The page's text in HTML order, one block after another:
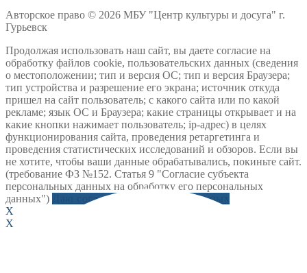
Авторское право © 2026 МБУ "Центр культуры и досуга" г.
Гурьевск
Продолжая использовать наш сайт, вы даете согласие на
обработку файлов cookie, пользовательских данных (сведения
о местоположении; тип и версия ОС; тип и версия Браузера;
тип устройства и разрешение его экрана; источник откуда
пришел на сайт пользователь; с какого сайта или по какой
рекламе; язык ОС и Браузера; какие страницы открывает и на
какие кнопки нажимает пользователь; ip-адрес) в целях
функционирования сайта, проведения ретаргетинга и
проведения статистических исследований и обзоров. Если вы
не хотите, чтобы ваши данные обрабатывались, покиньте сайт.
(требование ФЗ №152. Статья 9 "Согласие субъекта
персональных данных на обработку его персональных
данных")
Даю согласие на обработку данных
X
X